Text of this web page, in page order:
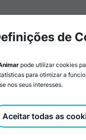
de
Culturais -
de
pode utilizar cookies
para otimizar a
nos seus interesses.
Aceitar todas as